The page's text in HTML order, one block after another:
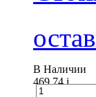
В Наличии
469.74i